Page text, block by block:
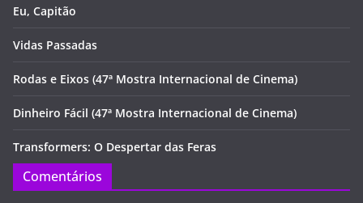
Eu, Capitão
Vidas Passadas
Rodas e Eixos (47ª Mostra Internacional de Cinema)
Dinheiro Fácil (47ª Mostra Internacional de Cinema)
Transformers: O Despertar das Feras
Comentários